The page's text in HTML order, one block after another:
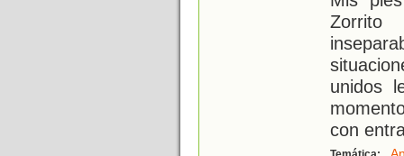
Zorrito
unidos
con